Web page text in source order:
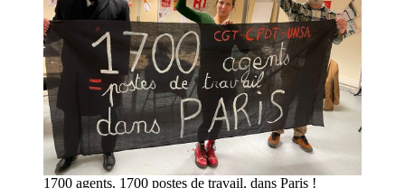
1700 agents, 1700 postes de travail, dans Paris !